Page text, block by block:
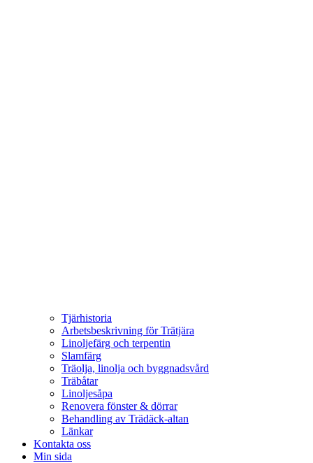
Tjärhistoria
Arbetsbeskrivning för Trätjära
Linoljefärg och terpentin
Slamfärg
Träolja, linolja och byggnadsvård
Träbåtar
Linoljesåpa
Renovera fönster & dörrar
Behandling av Trädäck-altan
Länkar
Kontakta oss
Min sida